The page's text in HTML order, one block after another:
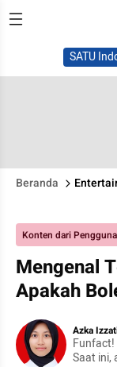
SATU
Beranda
Konten dari Pengguna
Mengenal
Apakah
Azka
Funfact!
Saat ini,